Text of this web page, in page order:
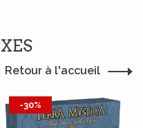
Retour à l'accueil
-30%